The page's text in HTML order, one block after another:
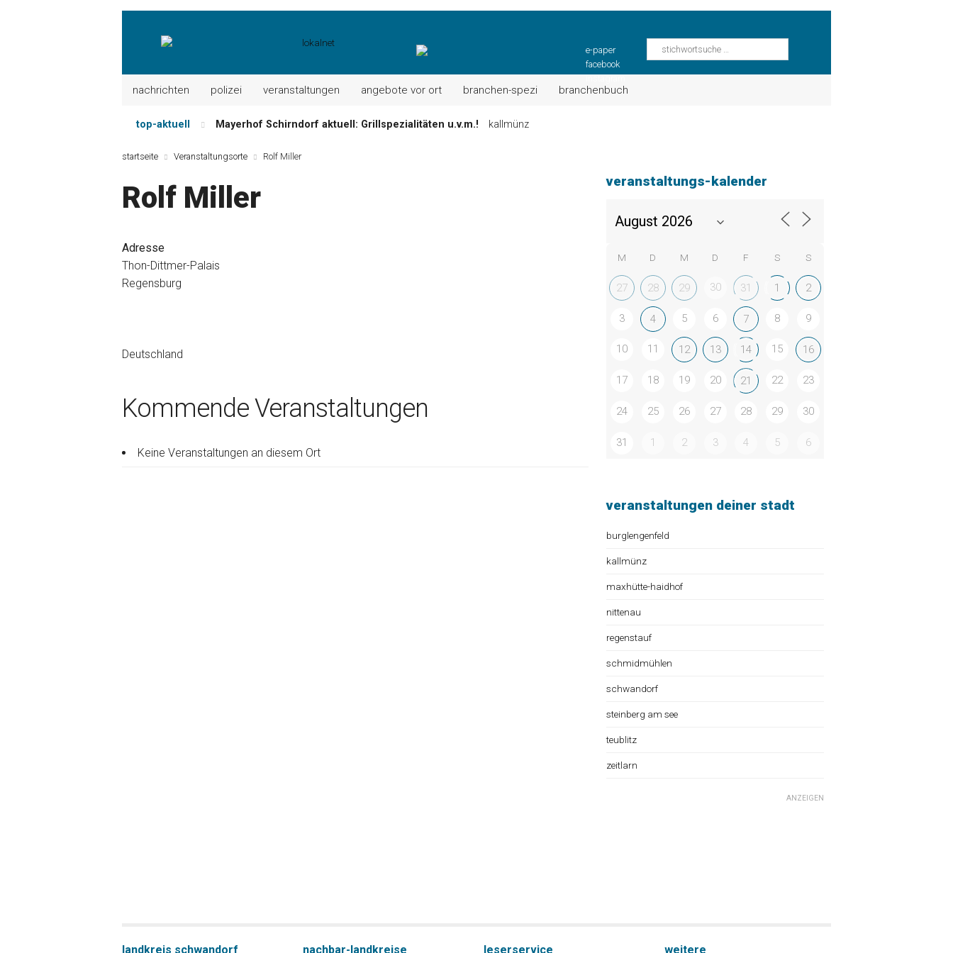
e-paper
facebook
nachrichten polizei veranstaltungen angebote vor ort branchen-spezi branchenbuch
top-aktuell Mayerhof Schirndorf aktuell: Grillspezialitäten u.v.m.!
kallmünz
Maxhütter Fischladen: Unser aktuelles Angebot …
Nutzen Sie aktuelle Angebote Ihrer Region!
startseite Veranstaltungsorte Rolf Miller
Rolf Miller
Adresse
Thon-Dittmer-Palais
Regensburg
Deutschland
Kommende Veranstaltungen
Keine Veranstaltungen an diesem Ort
veranstaltungs-kalender
M D M D F S S
27 28 29 30 31 1 2
3 4 5 6 7 8 9
10 11 12 13 14 15 16
17 18 19 20 21 22 23
24 25 26 27 28 29 30
31 1 2 3 4 5 6
veranstaltungen deiner stadt
burglengenfeld
kallmünz
maxhütte-haidhof
nittenau
regenstauf
schmidmühlen
schwandorf
steinberg am see
teublitz
zeitlarn
ANZEIGEN
landkreis schwandorf nachbar-landkreise leserservice weitere